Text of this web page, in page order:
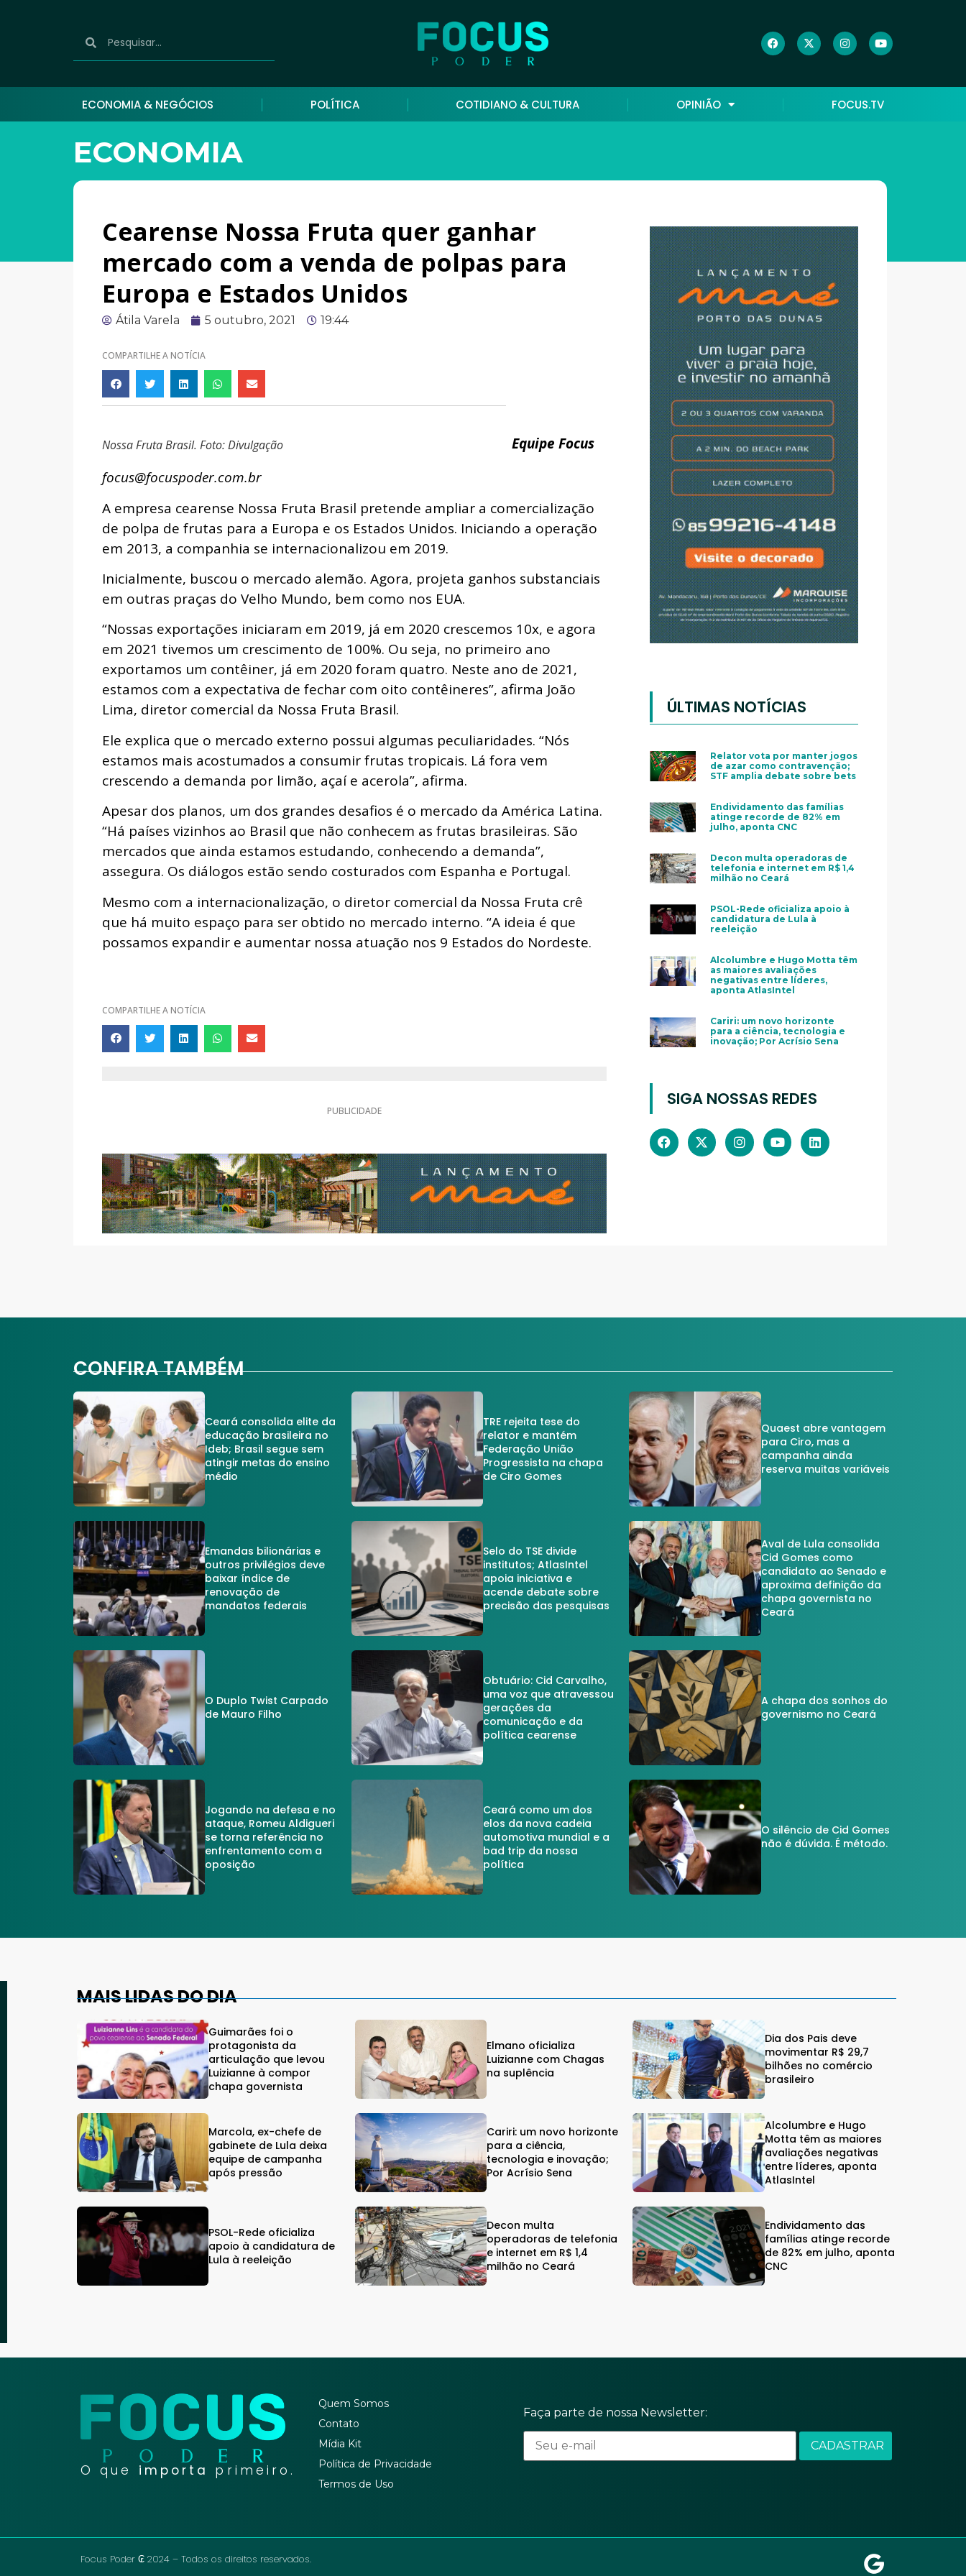
ECONOMIA & NEGÓCIOS POLÍTICA COTIDIANO & CULTURA OPINIÃO FOCUS.TV
ECONOMIA
Cearense Nossa Fruta quer ganhar
mercado com a venda de polpas para
Europa e Estados Unidos
Átila Varela 5 outubro, 2021 19:44
COMPARTILHE A NOTÍCIA
Nossa Fruta Brasil. Foto: Divulgação
Equipe Focus
focus@focuspoder.com.br
A empresa cearense Nossa Fruta Brasil pretende ampliar a comercialização
de polpa de frutas para a Europa e os Estados Unidos. Iniciando a operação
em 2013, a companhia se internacionalizou em 2019.
Inicialmente, buscou o mercado alemão. Agora, projeta ganhos substanciais
em outras praças do Velho Mundo, bem como nos EUA.
“Nossas exportações iniciaram em 2019, já em 2020 crescemos 10x, e agora
em 2021 tivemos um crescimento de 100%. Ou seja, no primeiro ano
exportamos um contêiner, já em 2020 foram quatro. Neste ano de 2021,
estamos com a expectativa de fechar com oito contêineres”, afirma João
Lima, diretor comercial da Nossa Fruta Brasil.
Ele explica que o mercado externo possui algumas peculiaridades. “Nós
estamos mais acostumados a consumir frutas tropicais. Lá fora vem
crescendo a demanda por limão, açaí e acerola”, afirma.
Apesar dos planos, um dos grandes desafios é o mercado da América Latina.
“Há países vizinhos ao Brasil que não conhecem as frutas brasileiras. São
mercados que ainda estamos estudando, conhecendo a demanda”,
assegura. Os diálogos estão sendo costurados com Espanha e Portugal.
Mesmo com a internacionalização, o diretor comercial da Nossa Fruta crê
que há muito espaço para ser obtido no mercado interno. “A ideia é que
possamos expandir e aumentar nossa atuação nos 9 Estados do Nordeste.
COMPARTILHE A NOTÍCIA
PUBLICIDADE
ÚLTIMAS NOTÍCIAS
Relator vota por manter jogos
de azar como contravenção;
STF amplia debate sobre bets
Endividamento das famílias
atinge recorde de 82% em
julho, aponta CNC
Decon multa operadoras de
telefonia e internet em R$ 1,4
milhão no Ceará
PSOL-Rede oficializa apoio à
candidatura de Lula à
reeleição
Alcolumbre e Hugo Motta têm
as maiores avaliações
negativas entre líderes,
aponta AtlasIntel
Cariri: um novo horizonte
para a ciência, tecnologia e
inovação; Por Acrísio Sena
SIGA NOSSAS REDES
CONFIRA TAMBÉM
Ceará consolida elite da
educação brasileira no
Ideb; Brasil segue sem
atingir metas do ensino
médio
TRE rejeita tese do
relator e mantém
Federação União
Progressista na chapa
de Ciro Gomes
Quaest abre vantagem
para Ciro, mas a
campanha ainda
reserva muitas variáveis
Emandas bilionárias e
outros privilégios deve
baixar índice de
renovação de
mandatos federais
Selo do TSE divide
institutos; AtlasIntel
apoia iniciativa e
acende debate sobre
precisão das pesquisas
Aval de Lula consolida
Cid Gomes como
candidato ao Senado e
aproxima definição da
chapa governista no
Ceará
O Duplo Twist Carpado
de Mauro Filho
Obtuário: Cid Carvalho,
uma voz que atravessou
gerações da
comunicação e da
política cearense
A chapa dos sonhos do
governismo no Ceará
Jogando na defesa e no
ataque, Romeu Aldigueri
se torna referência no
enfrentamento com a
oposição
Ceará como um dos
elos da nova cadeia
automotiva mundial e a
bad trip da nossa
política
O silêncio de Cid Gomes
não é dúvida. É método.
MAIS LIDAS DO DIA
Guimarães foi o
protagonista da
articulação que levou
Luizianne à compor
chapa governista
Elmano oficializa
Luizianne com Chagas
na suplência
Dia dos Pais deve
movimentar R$ 29,7
bilhões no comércio
brasileiro
Marcola, ex-chefe de
gabinete de Lula deixa
equipe de campanha
após pressão
Cariri: um novo horizonte
para a ciência,
tecnologia e inovação;
Por Acrísio Sena
Alcolumbre e Hugo
Motta têm as maiores
avaliações negativas
entre líderes, aponta
AtlasIntel
PSOL-Rede oficializa
apoio à candidatura de
Lula à reeleição
Decon multa
operadoras de telefonia
e internet em R$ 1,4
milhão no Ceará
Endividamento das
famílias atinge recorde
de 82% em julho, aponta
CNC
O que importa primeiro.
Quem Somos
Contato
Mídia Kit
Política de Privacidade
Termos de Uso
Faça parte de nossa Newsletter:
Focus Poder ₢ 2024 – Todos os direitos reservados.